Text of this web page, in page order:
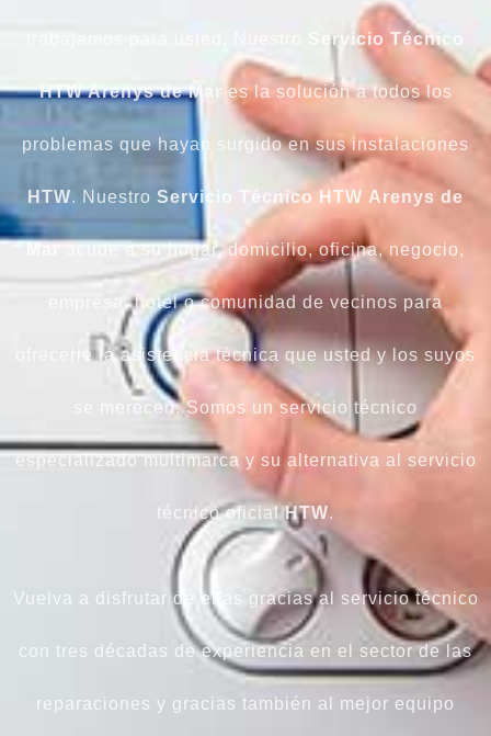
Servicio Técnico
HTW Arenys de Mar es la solución a todos los
problemas que hayan surgido en sus instalaciones
HTW. Nuestro Servicio Técnico HTW Arenys de
acude a su hogar, domicilio, oficina, negocio,
empresa, hotel o comunidad de vecinos para
ofrecerle la asistencia técnica que usted y los suyos
se merecen. Somos un servicio técnico
especializado multimarca y su alternativa al servicio
técnico oficialHTW.
Vuelva a disfrutar de ellas gracias al servicio técnico
con tres décadas de experiencia en el sector de las
reparaciones y gracias también al mejor equipo